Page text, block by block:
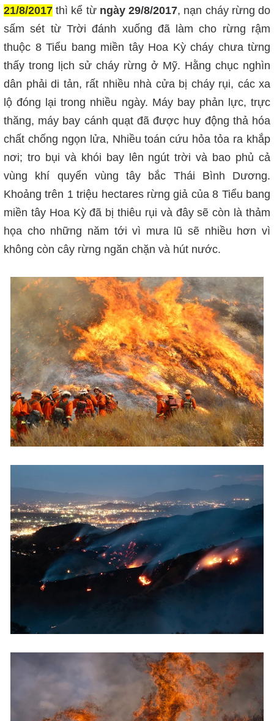
21/8/2017 thì kể từ ngày 29/8/2017, nạn cháy rừng do
sấm sét từ Trời đánh xuống đã làm cho rừng rậm
thuộc 8 Tiểu bang miền tây Hoa Kỳ cháy chưa từng
thấy trong lịch sử cháy rừng ở Mỹ. Hằng chục nghìn
dân phải di tản, rất nhiều nhà cửa bị cháy rụi, các xa
lộ đóng lại trong nhiều ngày. Máy bay phản lực, trực
thăng, máy bay cánh quạt đã được huy động thả hóa
chất chống ngọn lửa, Nhiều toán cứu hỏa tỏa ra khắp
nơi; tro bụi và khói bay lên ngút trời và bao phủ cả
vùng khí quyển vùng tây bắc Thái Bình Dương.
Khoảng trên 1 triệu hectares rừng giả của 8 Tiểu bang
miền tây Hoa Kỳ đã bị thiêu rụi và đây sẽ còn là thảm
họa cho những năm tới vì mưa lũ sẽ nhiều hơn vì
không còn cây rừng ngăn chặn và hút nước.